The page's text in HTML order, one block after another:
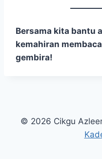
Bersama kita bantu
kemahiran
gembira!
© 2026 Cikgu